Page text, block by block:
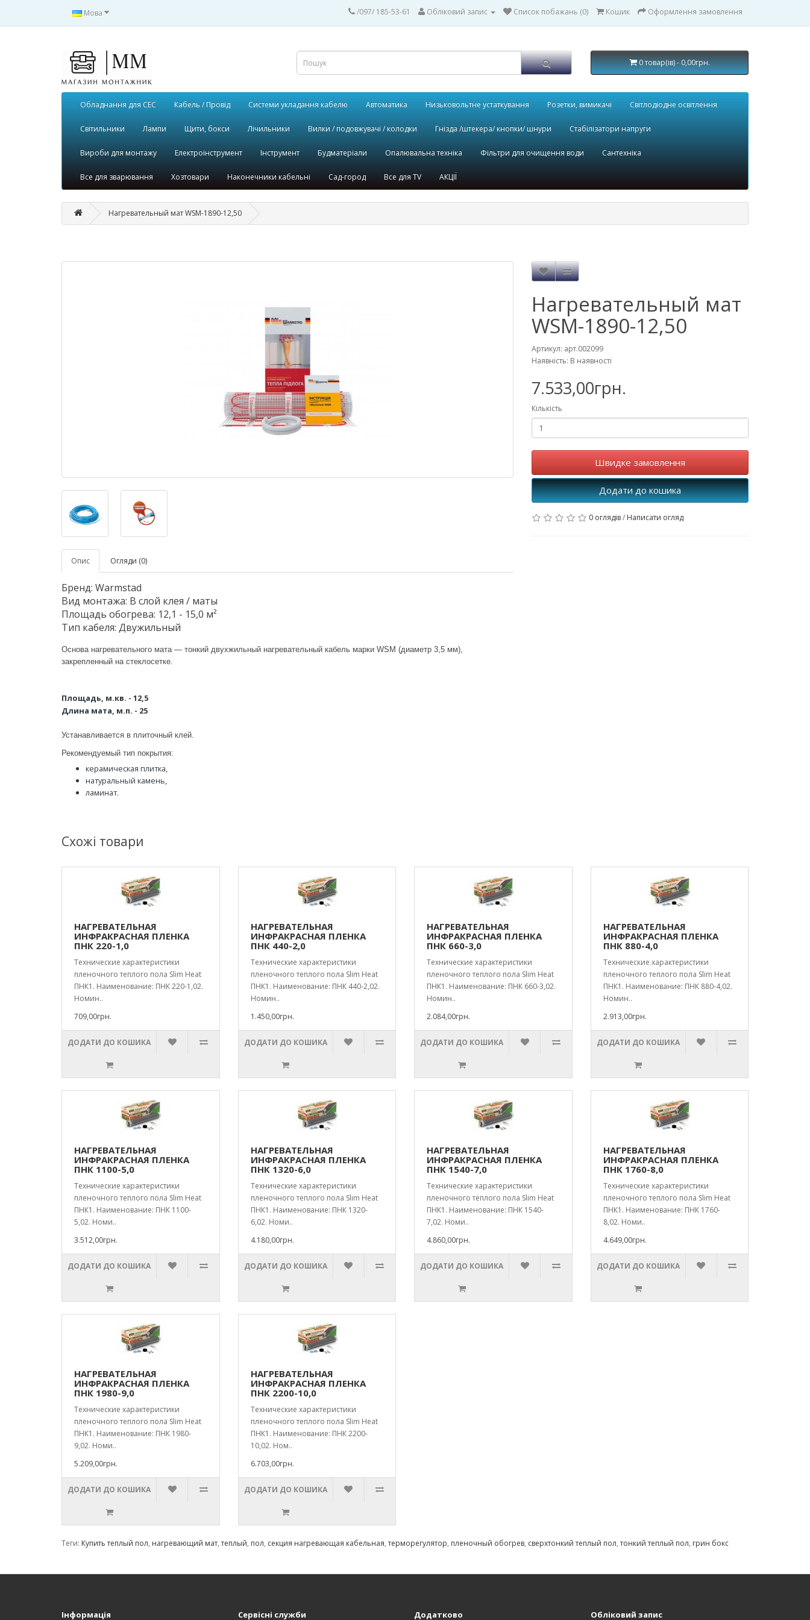
Мова /097/ 185-53-61 Обліковий запис Список побажань (0) Кошик Оформлення замовлення
0 товар(ів) - 0,00грн.
Обладнання для СЕС Кабель / Провід Системи укладання кабелю Автоматика Низьковольтне устаткування Розетки, вимикачі Світлодіодне освітлення
Світильники Лампи Щити, бокси Лічильники Вилки / подовжувачі / колодки Гнізда /штекера/ кнопки/ шнури Стабілізатори напруги
Вироби для монтажу Електроінструмент Інструмент Будматеріали Опалювальна техніка Фільтри для очищення води Сантехніка
Все для зварювання Хозтовари Наконечники кабельні Сад-город Все для TV АКЦІЇ
Нагревательный мат WSM-1890-12,50
Опис Огляди (0)
Бренд: Warmstad
Вид монтажа: В слой клея / маты
Площадь обогрева: 12,1 - 15,0 м²
Тип кабеля: Двужильный
Основа нагревательного мата — тонкий двухжильный нагревательный кабель марки WSM (диаметр 3,5 мм),
закрепленный на стеклосетке.
Площадь, м.кв. - 12,5
Длина мата, м.п. - 25
Устанавливается в плиточный клей.
Рекомендуемый тип покрытия:
керамическая плитка,
натуральный камень,
ламинат.
Нагревательный мат
WSM-1890-12,50
Артикул: арт.002099
Наявність: В наявності
7.533,00грн.
Кількість
Швидке замовлення
Додати до кошика
0 оглядів/ Написати огляд
Схожі товари
НАГРЕВАТЕЛЬНАЯ
ИНФРАКРАСНАЯ ПЛЕНКА
ПНК 220-1,0
Технические характеристики
пленочного теплого пола Slim Heat
ПНК1. Наименование: ПНК 220-1,02.
Номин..
709,00грн.
ДОДАТИ ДО КОШИКА
НАГРЕВАТЕЛЬНАЯ
ИНФРАКРАСНАЯ ПЛЕНКА
ПНК 440-2,0
Технические характеристики
пленочного теплого пола Slim Heat
ПНК1. Наименование: ПНК 440-2,02.
Номин..
1.450,00грн.
ДОДАТИ ДО КОШИКА
НАГРЕВАТЕЛЬНАЯ
ИНФРАКРАСНАЯ ПЛЕНКА
ПНК 660-3,0
Технические характеристики
пленочного теплого пола Slim Heat
ПНК1. Наименование: ПНК 660-3,02.
Номин..
2.084,00грн.
ДОДАТИ ДО КОШИКА
НАГРЕВАТЕЛЬНАЯ
ИНФРАКРАСНАЯ ПЛЕНКА
ПНК 880-4,0
Технические характеристики
пленочного теплого пола Slim Heat
ПНК1. Наименование: ПНК 880-4,02.
Номин..
2.913,00грн.
ДОДАТИ ДО КОШИКА
НАГРЕВАТЕЛЬНАЯ
ИНФРАКРАСНАЯ ПЛЕНКА
ПНК 1100-5,0
Технические характеристики
пленочного теплого пола Slim Heat
ПНК1. Наименование: ПНК 1100-
5,02. Номи..
3.512,00грн.
ДОДАТИ ДО КОШИКА
НАГРЕВАТЕЛЬНАЯ
ИНФРАКРАСНАЯ ПЛЕНКА
ПНК 1320-6,0
Технические характеристики
пленочного теплого пола Slim Heat
ПНК1. Наименование: ПНК 1320-
6,02. Номи..
4.180,00грн.
ДОДАТИ ДО КОШИКА
НАГРЕВАТЕЛЬНАЯ
ИНФРАКРАСНАЯ ПЛЕНКА
ПНК 1540-7,0
Технические характеристики
пленочного теплого пола Slim Heat
ПНК1. Наименование: ПНК 1540-
7,02. Номи..
4.860,00грн.
ДОДАТИ ДО КОШИКА
НАГРЕВАТЕЛЬНАЯ
ИНФРАКРАСНАЯ ПЛЕНКА
ПНК 1760-8,0
Технические характеристики
пленочного теплого пола Slim Heat
ПНК1. Наименование: ПНК 1760-
8,02. Номи..
4.649,00грн.
ДОДАТИ ДО КОШИКА
НАГРЕВАТЕЛЬНАЯ
ИНФРАКРАСНАЯ ПЛЕНКА
ПНК 1980-9,0
Технические характеристики
пленочного теплого пола Slim Heat
ПНК1. Наименование: ПНК 1980-
9,02. Номи..
5.209,00грн.
ДОДАТИ ДО КОШИКА
НАГРЕВАТЕЛЬНАЯ
ИНФРАКРАСНАЯ ПЛЕНКА
ПНК 2200-10,0
Технические характеристики
пленочного теплого пола Slim Heat
ПНК1. Наименование: ПНК 2200-
10,02. Ном..
6.703,00грн.
ДОДАТИ ДО КОШИКА
Теги: Купить теплый пол, нагревающий мат,теплый, пол, секция нагревающая кабельная,терморегулятор, пленочный обогрев, сверхтонкий теплый пол,тонкий теплый пол, грин бокс
Інформація Сервісні служби Додатково Обліковий запис